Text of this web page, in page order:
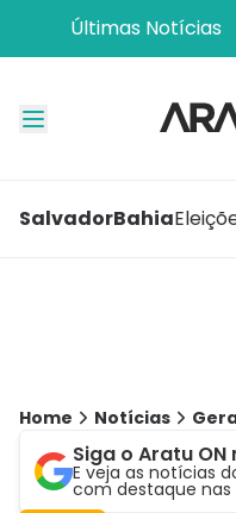
Últimas Notícias
SalvadorBahia
Home Notícias
Siga o Aratu ON
E veja as notícias
com destaque nas